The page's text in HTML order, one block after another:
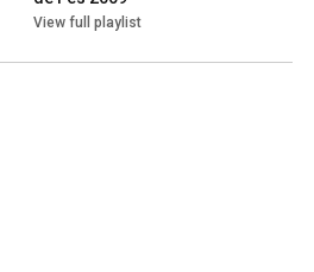
View full playlist